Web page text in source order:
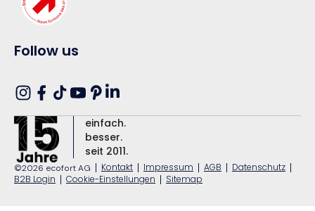
Follow us
Instagram
Facebook
TikTokYouTube
Pinterest
Translation
missing:
de.general.social.links.linkedin
einfach.
besser.
seit 2011.
©2026 ecofort AG | Kontakt | Impressum | AGB | Datenschutz |
B2B Login | Cookie-Einstellungen | Sitemap